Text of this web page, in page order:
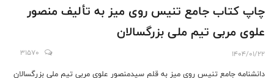
چاپ کتاب جامع تنیس روی میز به تألیف منصور
علوی مربی تیم ملی بزرگسالان
1404/01/22
31570
دانشنامه جامع تنیس روی میز به قلم سیدمنصور علوی مربی تیم ملی بزرگسالان